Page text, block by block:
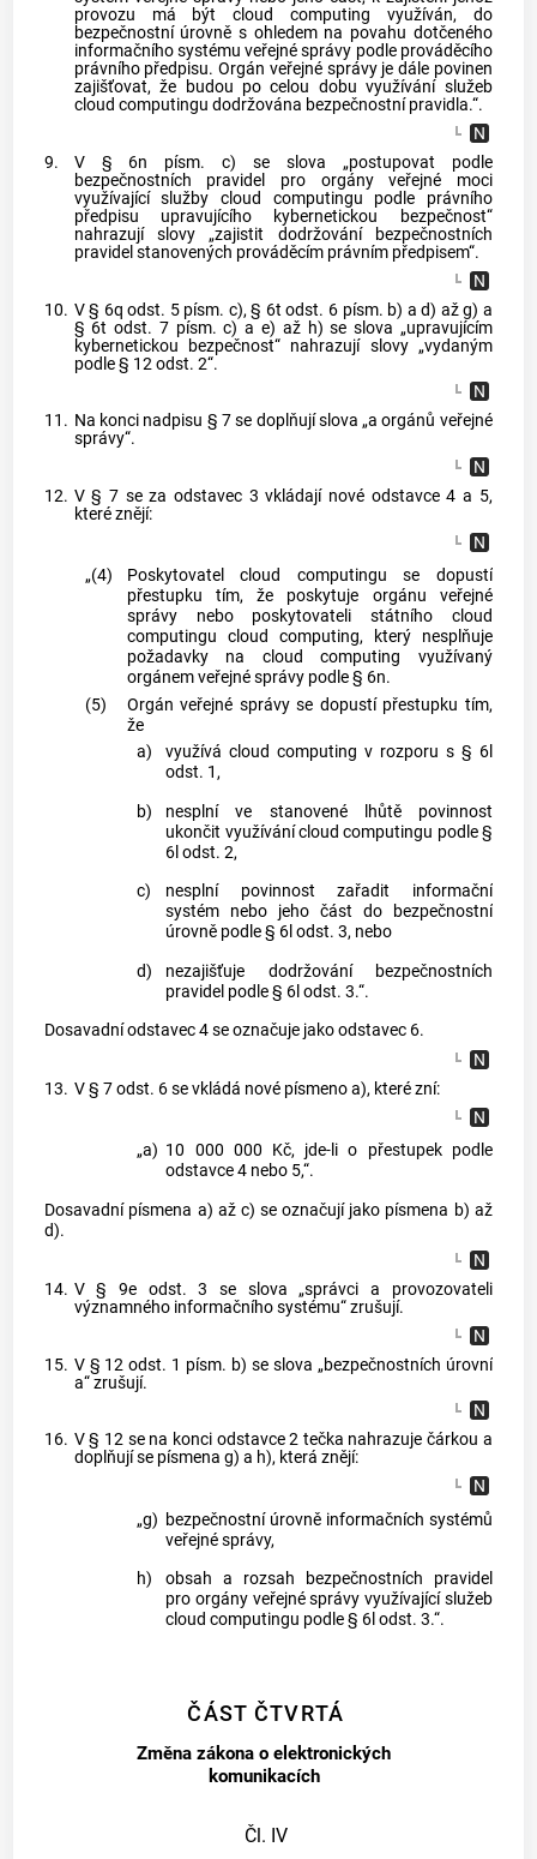
provozu má být cloud computing využíván, do
bezpečnostní úrovně s ohledem na povahu dotčeného
informačního systému veřejné správy podle prováděcího
právního předpisu. Orgán veřejné správy je dále povinen
zajišťovat, že budou po celou dobu využívání služeb
cloud computingu dodržována bezpečnostní pravidla.“.
9.
V § 6n písm. c) se slova „postupovat podle
bezpečnostních pravidel pro orgány veřejné moci
využívající služby cloud computingu podle právního
předpisu upravujícího kybernetickou bezpečnost“
nahrazují slovy „zajistit dodržování bezpečnostních
pravidel stanovených prováděcím právním předpisem“.
10. V § 6q odst. 5 písm. c), § 6t odst. 6 písm. b) a d) až g) a
§ 6t odst. 7 písm. c) a e) až h) se slova „upravujícím
kybernetickou bezpečnost“ nahrazují slovy „vydaným
podle § 12 odst. 2“.
11. Na konci nadpisu § 7 se doplňují slova „a orgánů veřejné
správy“.
12. V § 7 se za odstavec 3 vkládají nové odstavce 4 a 5,
které znějí:
„(4)
Poskytovatel cloud computingu se dopustí
přestupku tím, že poskytuje orgánu veřejné
správy nebo poskytovateli státního cloud
computingu cloud computing, který nesplňuje
požadavky na cloud computing využívaný
orgánem veřejné správy podle § 6n.
(5)
Orgán veřejné správy se dopustí přestupku tím,
že
a)
využívá cloud computing v rozporu s § 6l
odst. 1,
b)
nesplní ve stanovené lhůtě povinnost
ukončit využívání cloud computingu podle §
6l odst. 2,
c)
nesplní povinnost zařadit informační
systém nebo jeho část do bezpečnostní
úrovně podle § 6l odst. 3, nebo
d)
nezajišťuje dodržování bezpečnostních
pravidel podle § 6l odst. 3.“.
Dosavadní odstavec 4 se označuje jako odstavec 6.
13. V § 7 odst. 6 se vkládá nové písmeno a), které zní:
„a) 10 000 000 Kč, jde-li o přestupek podle
odstavce 4 nebo 5,“.
Dosavadní písmena a) až c) se označují jako písmena b) až
d).
14. V § 9e odst. 3 se slova „správci a provozovateli
významného informačního systému“ zrušují.
15. V § 12 odst. 1 písm. b) se slova „bezpečnostních úrovní
a“ zrušují.
16. V § 12 se na konci odstavce 2 tečka nahrazuje čárkou a
doplňují se písmena g) a h), která znějí:
„g) bezpečnostní úrovně informačních systémů
veřejné správy,
h)
obsah a rozsah bezpečnostních pravidel
pro orgány veřejné správy využívající služeb
cloud computingu podle § 6l odst. 3.“.
ČÁST ČTVRTÁ
Změna zákona o elektronických
komunikacích
Čl. IV